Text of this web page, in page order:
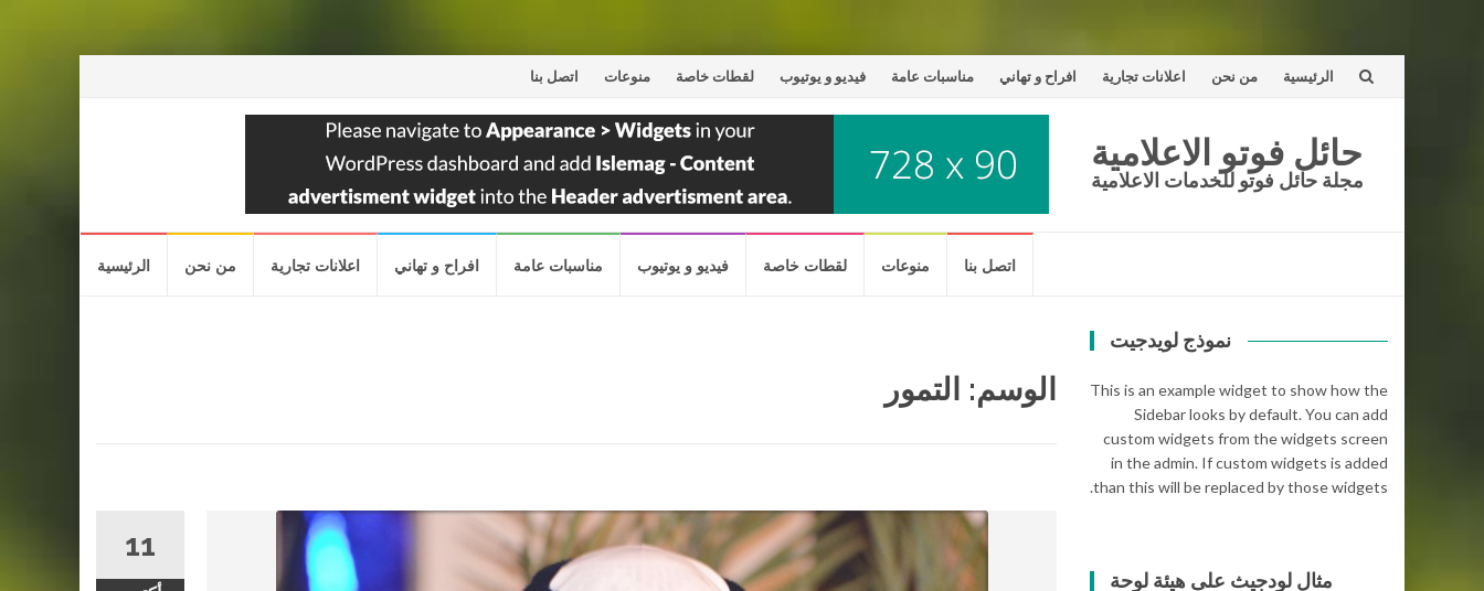
تخطى
المحتوى
الرئيسية من نحن اعلانات تجارية افراح و تهاني مناسبات عامة فيديو و يوتيوب لقطات خاصة منوعات اتصل بنا
حائل فوتو الاعلامية
مجلة حائل فوتو للخدمات الاعلامية
الرئيسية من نحن اعلانات تجارية افراح و تهاني مناسبات عامة فيديو و يوتيوب لقطات خاصة منوعات اتصل بنا
الوسم: التمور
11
نموذج لويدجيت
This is an example widget to show how the
Sidebar looks by default. You can add
custom widgets from the widgets screen
in the admin. If custom widgets is added
than this will be replaced by those widgets.
مثال لودجيث على هيئة لوحة